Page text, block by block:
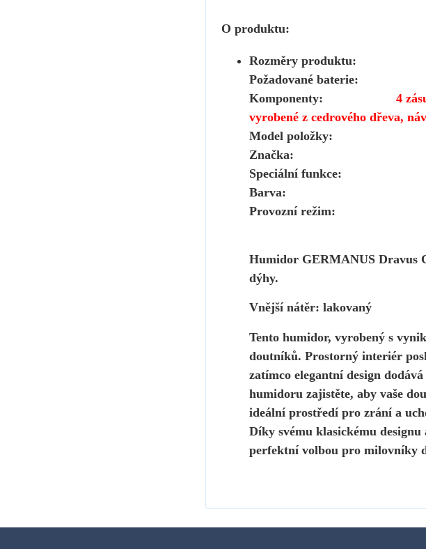
O produktu:
Rozměry
Požadované
Komponenty: 4
vyrobené z cedrového dřeva,
Model položky:
Značka:
Speciální funkce:
Provozní režim:
Humidor GERMANUS Dravus
dýhy.
Vnější nátěr: lakovaný
Tento humidor, vyrobený s
doutníků. Prostorný interiér
zatímco elegantní design
humidoru zajistěte, aby vaše
ideální prostředí pro zrání a
Díky svému klasickému
perfektní volbou pro milovníky